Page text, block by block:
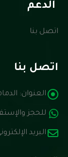
الدعم
اتصل بنا
اتصل بنا
العنوان:
للحجز
البريد